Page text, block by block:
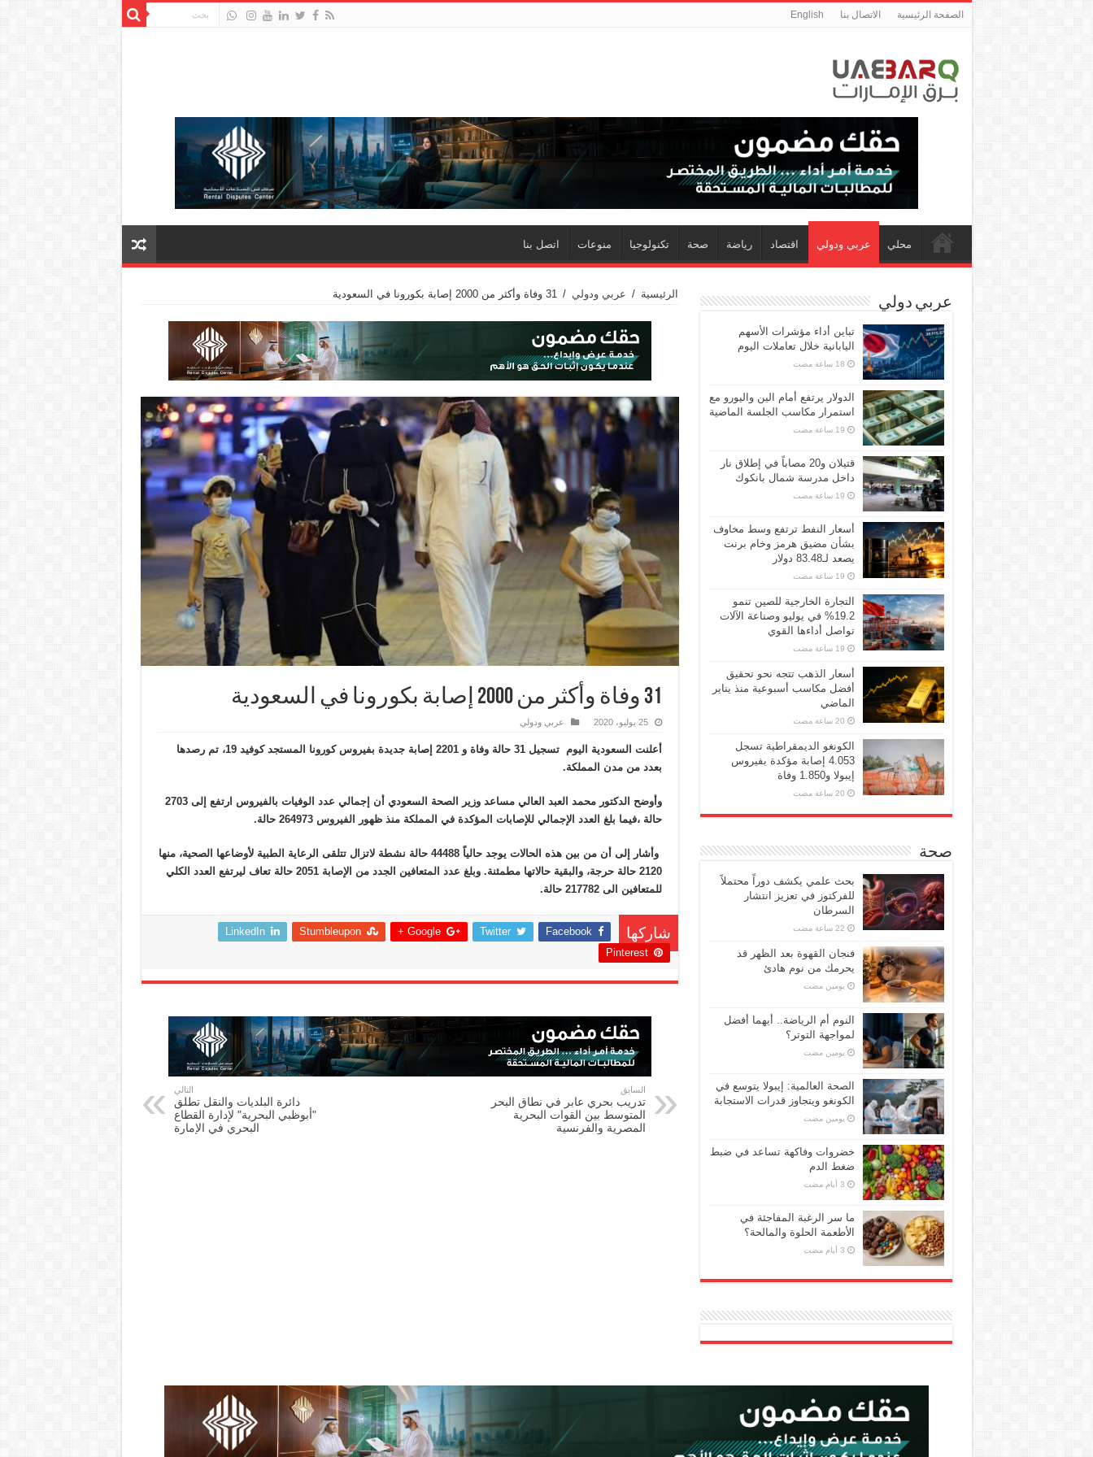
الصفحة الرئيسية الاتصال بنا English
محلي عربي ودولي اقتصاد رياضة صحة تكنولوجيا منوعات اتصل بنا
الرئيسية / عربي ودولي / 31 وفاة وأكثر من 2000 إصابة بكورونا في السعودية
31 وفاة وأكثر من 2000 إصابة بكورونا في السعودية
25 يوليو، 2020 عربي ودولي
أعلنت السعودية اليوم تسجيل 31 حالة وفاة و 2201 إصابة جديدة بفيروس كورونا المستجد كوفيد 19، تم رصدها
بعدد من مدن المملكة.
وأوضح الدكتور محمد العبد العالي مساعد وزير الصحة السعودي أن إجمالي عدد الوفيات بالفيروس ارتفع إلى 2703
حالة ،فيما بلغ العدد الإجمالي للإصابات المؤكدة في المملكة منذ ظهور الفيروس 264973 حالة.
وأشار إلى أن من بين هذه الحالات يوجد حالياً 44488 حالة نشطة لاتزال تتلقى الرعاية الطبية لأوضاعها الصحية، منها
2120 حالة حرجة، والبقية حالاتها مطمئنة. وبلغ عدد المتعافين الجدد من الإصابة 2051 حالة تعاف ليرتفع العدد الكلي
للمتعافين الى 217782 حالة.
شاركها Facebook
Twitter
Google +
Stumbleupon
LinkedIn
Pinterest
السابق
تدريب بحري عابر في نطاق البحر
المتوسط بين القوات البحرية
المصرية والفرنسية
التالي
دائرة البلديات والنقل تطلق
"أبوظبي البحرية" لإدارة القطاع
البحري في الإمارة
عربي دولي
تباين أداء مؤشرات الأسهم
اليابانية خلال تعاملات اليوم
الدولار يرتفع أمام الين واليورو مع
استمرار مكاسب الجلسة الماضية
قتيلان و20 مصاباً في إطلاق نار
داخل مدرسة شمال بانكوك
أسعار النفط ترتفع وسط مخاوف
بشأن مضيق هرمز وخام برنت
يصعد لـ83.48 دولار
التجارة الخارجية للصين تنمو
19.2% في يوليو وصناعة الآلات
تواصل أداءها القوي
أسعار الذهب تتجه نحو تحقيق
أفضل مكاسب أسبوعية منذ يناير
الماضي
الكونغو الديمقراطية تسجل
4.053 إصابة مؤكدة بفيروس
إيبولا و1.850 وفاة
صحة
بحث علمي يكشف دوراً محتملاً
للفركتوز في تعزيز انتشار
السرطان
فنجان القهوة بعد الظهر قد
يحرمك من نوم هادئ
‏يومين مضت
النوم أم الرياضة.. أيهما أفضل
لمواجهة التوتر؟
‏يومين مضت
الصحة العالمية: إيبولا يتوسع في
الكونغو ويتجاوز قدرات الاستجابة
‏يومين مضت
خضروات وفاكهة تساعد في ضبط
ضغط الدم
ما سر الرغبة المفاجئة في
الأطعمة الحلوة والمالحة؟